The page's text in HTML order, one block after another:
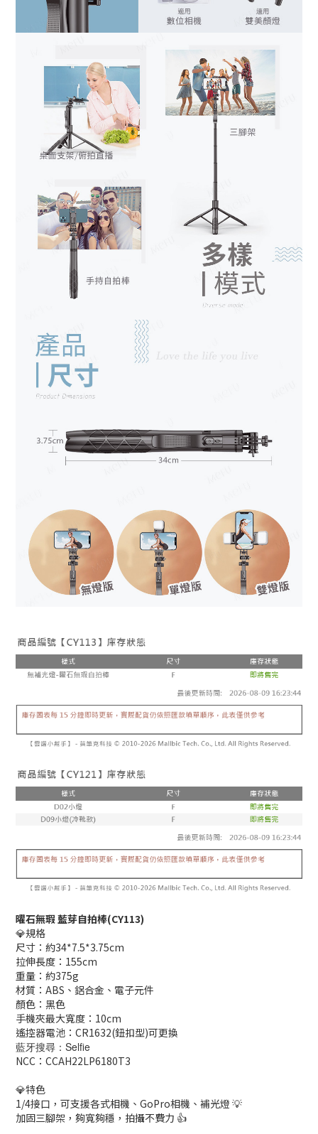
曜石無瑕 藍芽自拍棒(CY113)
💎規格
尺寸：約34*7.5*3.75cm
拉伸長度：155cm
重量：約375g
材質：ABS、鋁合金、電子元件
顏色：黑色
手機夾最大寬度：10cm
遙控器電池：CR1632(鈕扣型)可更換
藍牙搜尋：Selfie
NCC：CCAH22LP6180T3
💎特色
1/4接口，可支援各式相機、GoPro相機、補光燈 💡
加固三腳架，夠寬夠穩，拍攝不費力 👍